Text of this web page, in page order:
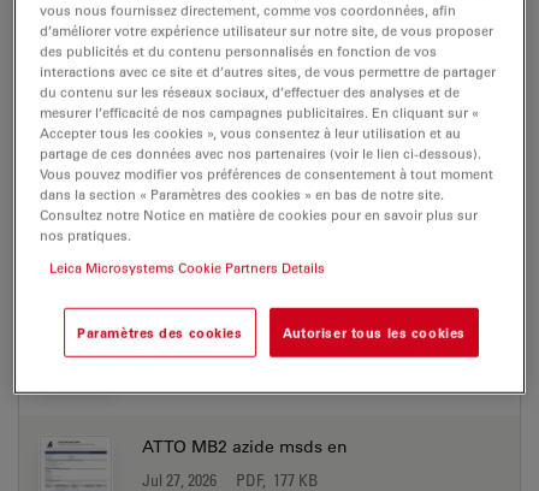
Jul 27, 2026 PDF, 198 KB
DOWNLOAD
ATTO MB2 amine msds en
Jul 27, 2026 PDF, 177 KB
DOWNLOAD
Jul 27, 2026 PDF, 198 KB
ATTO MB2 azide msds en
Jul 27, 2026 PDF, 177 KB
vous nous fournissez directement, comme vos coordonnées, afin
d’améliorer votre expérience utilisateur sur notre site, de vous proposer
des publicités et du contenu personnalisés en fonction de vos
interactions avec ce site et d’autres sites, de vous permettre de partager
du contenu sur les réseaux sociaux, d’effectuer des analyses et de
mesurer l’efficacité de nos campagnes publicitaires. En cliquant sur «
Accepter tous les cookies », vous consentez à leur utilisation et au
partage de ces données avec nos partenaires (voir le lien ci-dessous).
Vous pouvez modifier vos préférences de consentement à tout moment
dans la section « Paramètres des cookies » en bas de notre site.
Consultez notre Notice en matière de cookies pour en savoir plus sur
nos pratiques.
Leica Microsystems Cookie Partners Details
Paramètres des cookies Autoriser tous les cookies